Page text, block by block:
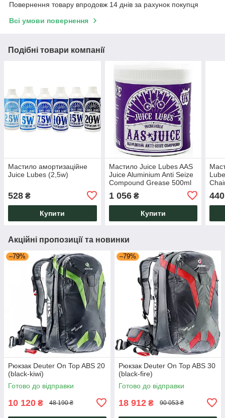
Повернення товару впродовж 14 днів за рахунок покупця
Всі умови повернення
Подібні товари компанії
Мастило амортизаційне
Juice Lubes (2,5w)
528 ₴
Купити
Мастило Juice Lubes AAS
Juice Aluminium Anti Seize
Compound Grease 500ml
1 056₴
Купити
440
Акційні пропозиції та новинки
–79%
Рюкзак Deuter On Top ABS 20
(black-kiwi)
Готово до відправки
10 120 ₴ 48 190 ₴
–79%
Рюкзак Deuter On Top ABS 30
(black-fire)
Готово до відправки
18 912 ₴ 90 053 ₴